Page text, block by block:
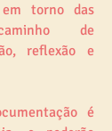
torno das
de
reflexão e
é